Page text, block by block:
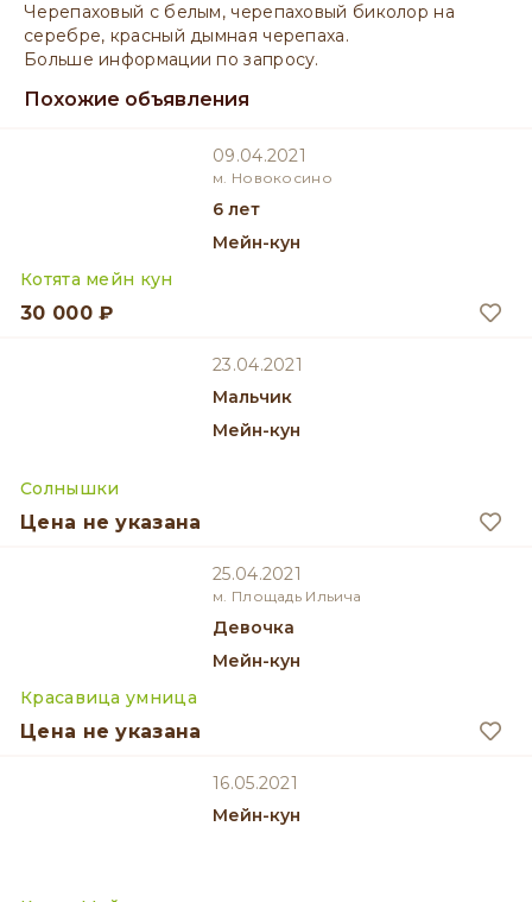
Черепаховый с белым, черепаховый биколор на
серебре, красный дымная черепаха.
Больше информации по запросу.
Похожие объявления
09.04.2021
м. Новокосино
6 лет
Мейн-кун
Котята мейн кун
30 000 ₽
23.04.2021
мальчик
Мейн-кун
Солнышки
Цена не указана
25.04.2021
м. Площадь Ильича
девочка
Мейн-кун
Красавица умница
Цена не указана
16.05.2021
Мейн-кун